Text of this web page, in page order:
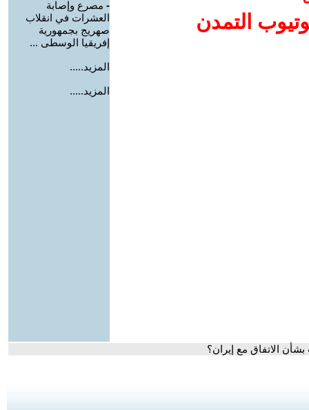
التمدن
- مصرع وإصابة
العشرات في انقلاب
صهريج بجمهورية
إفريقيا الوسطى ...
المزيد.....
المزيد.....
الاتفاق مع إيران؟